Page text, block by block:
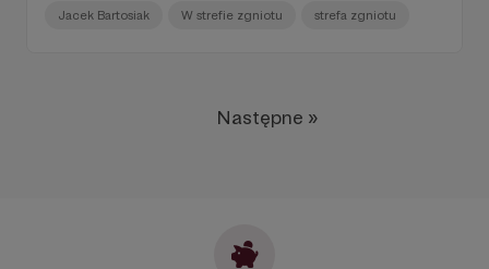
Jacek Bartosiak W strefie zgniotu strefa zgniotu
Następne »